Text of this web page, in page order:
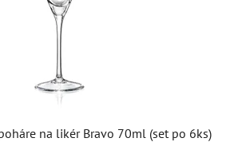
na likér Bravo 70ml (set po 6ks)